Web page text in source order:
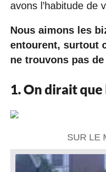
avons l’habitude de
Nous aimons les
entourent, surtout
ne trouvons pas
1. On dirait
SUR LE